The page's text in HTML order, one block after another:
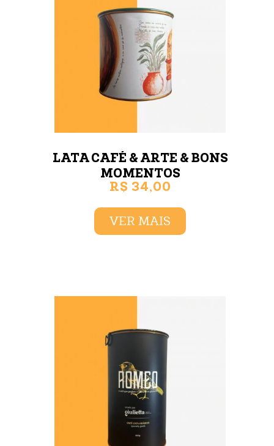
LATA CAFÉ & ARTE & BONS
MOMENTOS
LATA 250G
R$ 34,00
VER MAIS